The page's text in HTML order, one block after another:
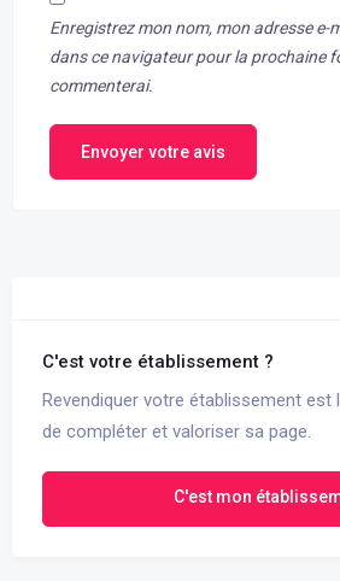
Enregistrez mon nom, mon adresse e-
dans ce navigateur pour la prochaine
commenterai.
Envoyer votre avis
C'est votre établissement ?
Revendiquer votre établissement est
de compléter et valoriser sa page.
C'est mon